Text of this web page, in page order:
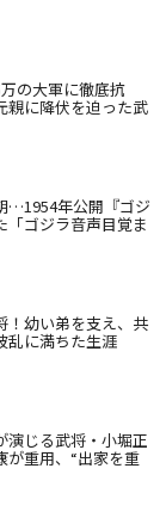
の大軍に徹底抗
親に降伏を迫った武
…1954年公開『ゴジ
「ゴジラ音声目覚ま
！幼い弟を支え、共
乱に満ちた生涯
演じる武将・小堀正
が重用、“出家を重